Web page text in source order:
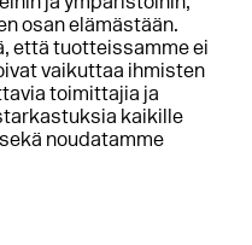
osan elämästään.
että tuotteissamme ei
vaikuttaa ihmisten
toimittajia ja
kaikille
noudatamme